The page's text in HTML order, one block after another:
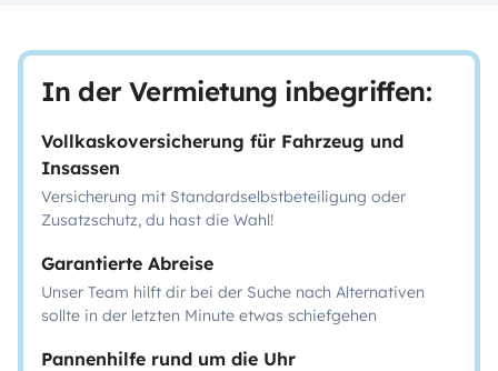
In der Vermietung inbegriffen:
Vollkaskoversicherung für Fahrzeug und
Insassen
Versicherung mit Standardselbstbeteiligung oder
Zusatzschutz, du hast die Wahl!
Garantierte Abreise
Unser Team hilft dir bei der Suche nach Alternativen
sollte in der letzten Minute etwas schiefgehen
Pannenhilfe rund um die Uhr